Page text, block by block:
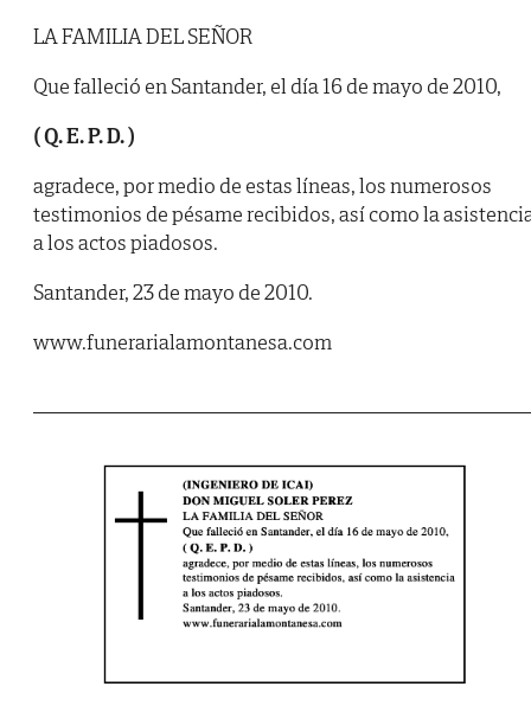
LA FAMILIA DEL SEÑOR
Que falleció en Santander, el día 16 de mayo de 2010,
( Q. E. P. D. )
agradece, por medio de estas líneas, los numerosos
testimonios de pésame recibidos, así como la
a los actos piadosos.
Santander, 23 de mayo de 2010.
www.funerarialamontanesa.com